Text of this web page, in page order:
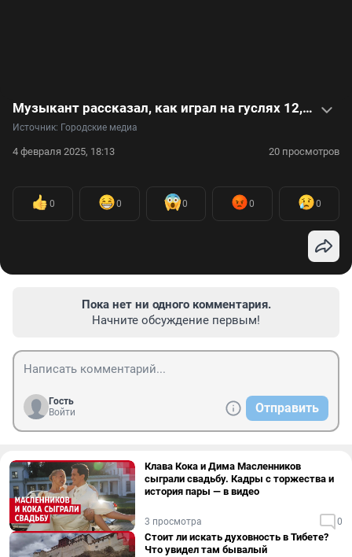
Музыкант рассказал, как играл на гуслях 12,5 часов, чтобы установить рекорд Гиннеса — видео
Источник: Городские медиа
4 февраля 2025, 18:13 20 просмотров
0 0 0 0 0
Пока нет ни одного комментария.
Начните обсуждение первым!
Гость
Войти
Отправить
Клава Кока и Дима Масленников
сыграли свадьбу. Кадры с торжества и
история пары — в видео
3 просмотра 0
Стоит ли искать духовность в Тибете?
Что увидел там бывалый